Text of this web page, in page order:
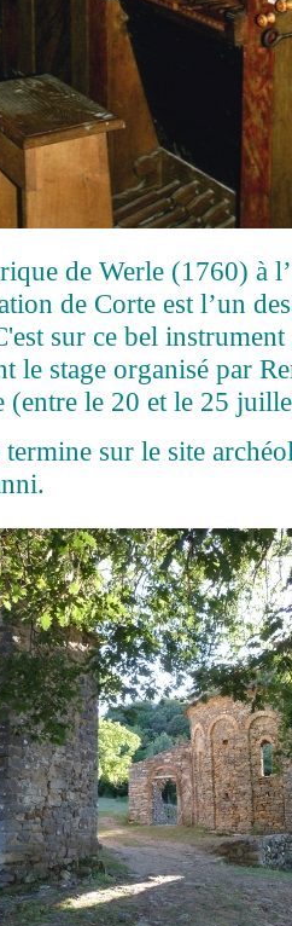
de Werle (1760) à
de Corte est l’un
sur ce bel instrument
le stage organisé par
(entre le 20 et le 25
sur le site